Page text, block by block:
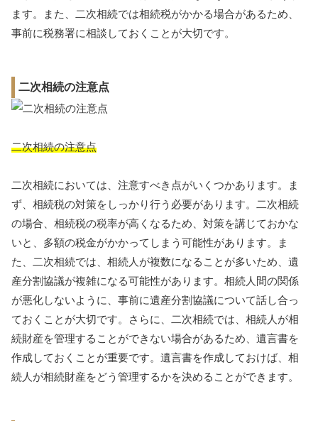
ます。また、二次相続では相続税がかかる場合があるため、
事前に税務署に相談しておくことが大切です。
二次相続の注意点
二次相続の注意点
二次相続においては、注意すべき点がいくつかあります。ま
ず、相続税の対策をしっかり行う必要があります。二次相続
の場合、相続税の税率が高くなるため、対策を講じておかな
いと、多額の税金がかかってしまう可能性があります。ま
た、二次相続では、相続人が複数になることが多いため、遺
産分割協議が複雑になる可能性があります。相続人間の関係
が悪化しないように、事前に遺産分割協議について話し合っ
ておくことが大切です。さらに、二次相続では、相続人が相
続財産を管理することができない場合があるため、遺言書を
作成しておくことが重要です。遺言書を作成しておけば、相
続人が相続財産をどう管理するかを決めることができます。